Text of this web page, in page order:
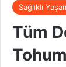
Sağlıklı
Tüm